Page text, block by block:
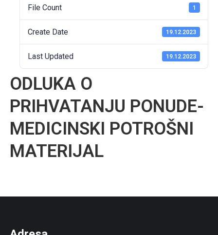
File Count 1
Create Date 19.12.2023
Last Updated 19.12.2023
ODLUKA O
PRIHVATANJU PONUDE-
MEDICINSKI POTROŠNI
MATERIJAL